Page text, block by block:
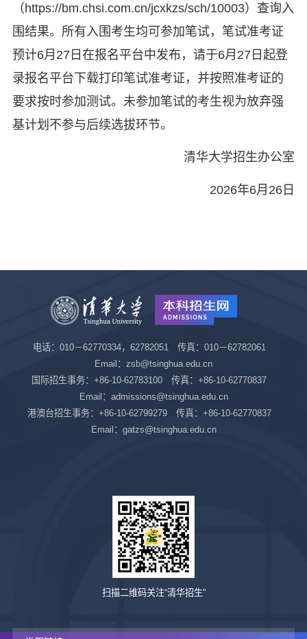
（https://bm.chsi.com.cn/jcxkzs/sch/10003）查询入
围结果。所有入围考生均可参加笔试，笔试准考证
预计6月27日在报名平台中发布，请于6月27日起登
录报名平台下载打印笔试准考证，并按照准考证的
要求按时参加测试。未参加笔试的考生视为放弃强
基计划不参与后续选拔环节。
清华大学招生办公室
2026年6月26日
电话：010－62770334，62782051 传真：010－62782061
Email：zsb@tsinghua.edu.cn
国际招生事务：+86-10-62783100 传真：+86-10-62770837
Email：admissions@tsinghua.edu.cn
港澳台招生事务：+86-10-62799279 传真：+86-10-62770837
Email：gatzs@tsinghua.edu.cn
扫描二维码关注“清华招生”